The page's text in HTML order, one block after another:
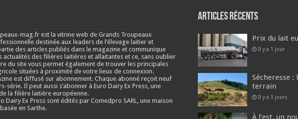
mag.fr est la vitrine web de Grands Troupeaux
destinée aux leaders de l’élevage laitier et
des articles publiés dans le magazine et communique
actualités des filières laitières et allaitantes et ce, sans oublier
du site vous permet également de trouver les principales
situées à proximité de votre lieux de connexion.
est diffusé sur abonnement. Chaque abonné reçoit neuf
série. Il peut aussi s’abonner à Euro Dairy Ex Press, une
la filière laitière européenne.
Dairy Ex Press sont édités par Comedpro SARL, une maison
en Sarthe.
Articles récents
Prix du lait
Il y a 1 jour
Sécheresse
terrain
Il y a 3 jours
À l’est, un